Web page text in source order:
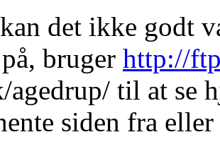
det ikke godt
bruger http://
til at se
siden fra